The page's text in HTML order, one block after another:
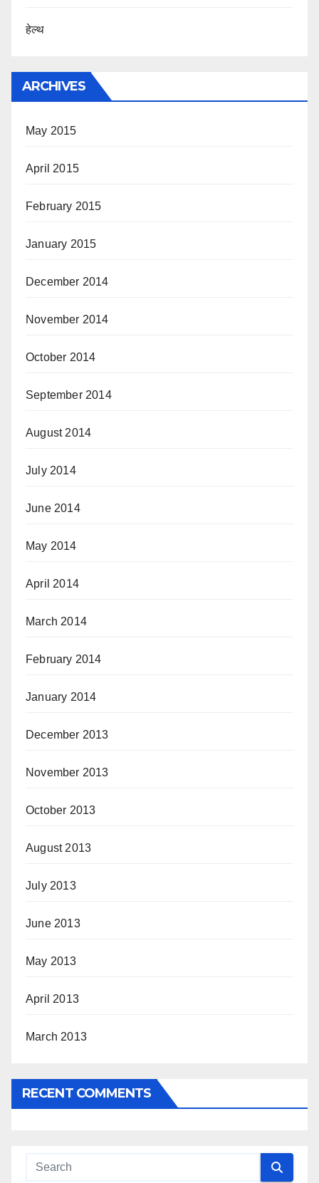
हेल्थ
ARCHIVES
May 2015
April 2015
February 2015
January 2015
December 2014
November 2014
October 2014
September 2014
August 2014
July 2014
June 2014
May 2014
April 2014
March 2014
February 2014
January 2014
December 2013
November 2013
October 2013
August 2013
July 2013
June 2013
May 2013
April 2013
March 2013
RECENT COMMENTS